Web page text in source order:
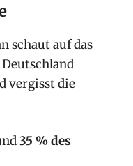
schaut auf das
vergisst die
35 % des